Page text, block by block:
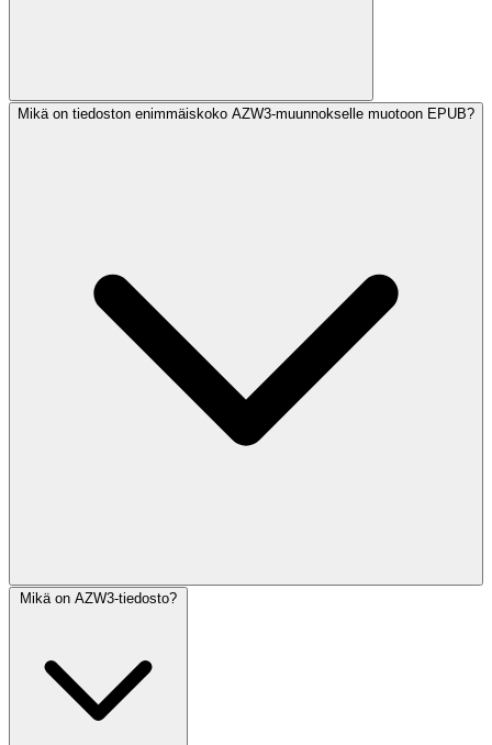
Mikä on tiedoston enimmäiskoko AZW3-muunnokselle muotoon EPUB?
Mikä on AZW3-tiedosto?